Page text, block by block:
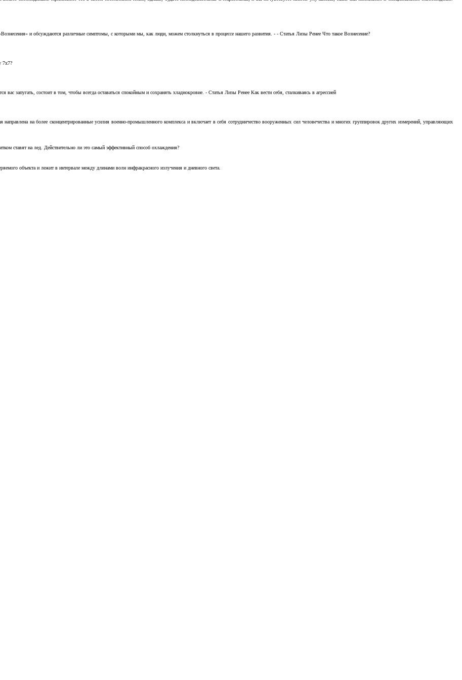
и обсуждаются различные симптомы, с которыми мы, как люди, можем столкнуться в процессе нашего развития. - - Статья Лизы Ренее Что такое Вознесение?
7х7?
запугать, состоит в том, чтобы всегда оставаться спокойным и сохранять хладнокровие. - Статья Лизы Ренее Как вести себя, сталкиваясь в агрессией
на более сконцентрированные усилия военно-промышленного комплекса и включает в себя сотрудничество вооруженных сил человечества и многих группировок других измерений, управляющих
ставят на лед. Действительно ли это самый эффективный способ охлаждения?
объекта и лежит в интервале между длинами волн инфракрасного излучения и дневного света.